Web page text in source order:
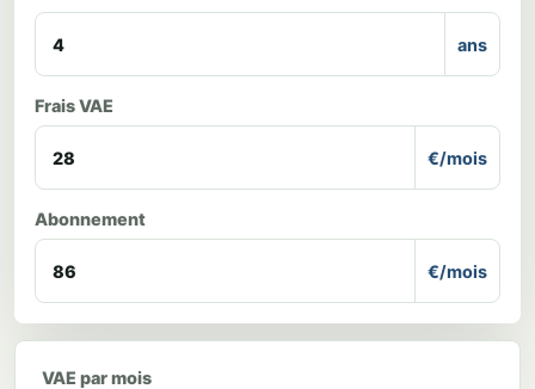
ans
Frais VAE
€/mois
Abonnement
€/mois
VAE par mois